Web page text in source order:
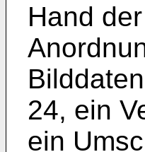
Hand
24, ein
ein